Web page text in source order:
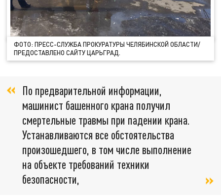
ФОТО: ПРЕСС-СЛУЖБА ПРОКУРАТУРЫ ЧЕЛЯБИНСКОЙ ОБЛАСТИ/
ПРЕДОСТАВЛЕНО САЙТУ ЦАРЬГРАД.
По предварительной информации,
машинист башенного крана получил
смертельные травмы при падении крана.
Устанавливаются все обстоятельства
произошедшего, в том числе выполнение
на объекте требований техники
безопасности,